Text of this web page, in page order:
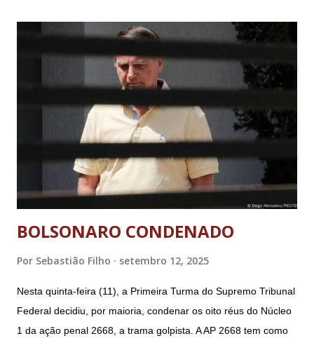
BOLSONARO CONDENADO
Por Sebastião Filho setembro 12, 2025
Nesta quinta-feira (11), a Primeira Turma do Supremo Tribunal
Federal decidiu, por maioria, condenar os oito réus do Núcleo
1 da ação penal 2668, a trama golpista. A AP 2668 tem como